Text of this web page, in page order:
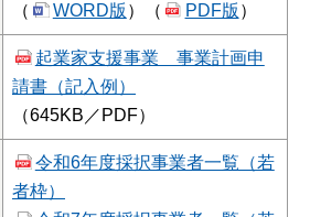
（
WORD版 ）（ PDF版 ）
起業家支援事業 事業計画申
請書（記入例）
（645KB／PDF）
令和6年度採択事業者一覧（若
者枠）